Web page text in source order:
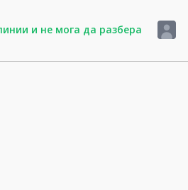
и не мога да разбера